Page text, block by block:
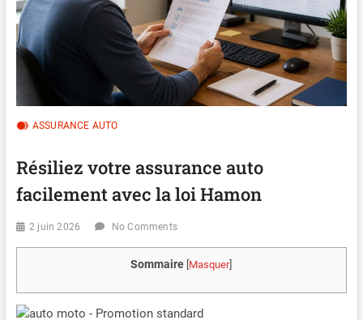
ASSURANCE AUTO
Résiliez votre assurance auto
facilement avec la loi Hamon
2 juin 2026 No Comments
Sommaire Masquer]